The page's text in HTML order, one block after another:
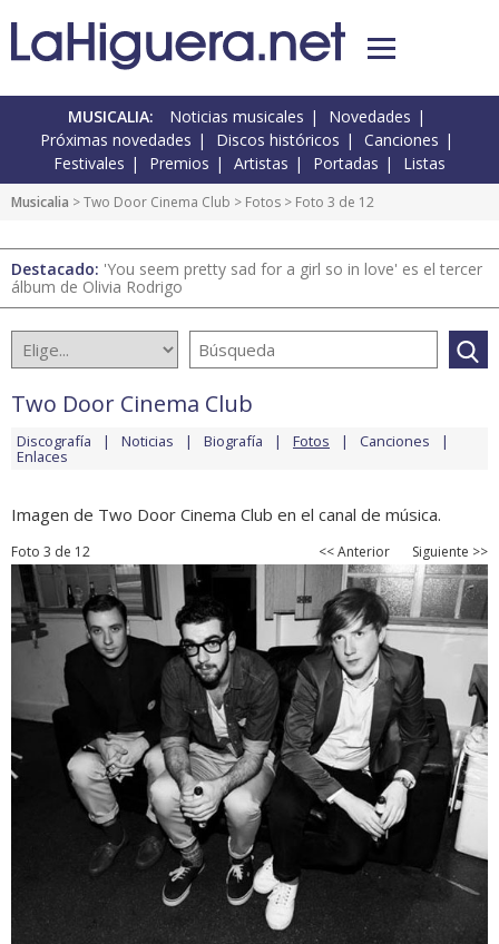
MUSICALIA: Noticias musicales
Novedades
Próximas novedades
Discos históricos
Canciones
Festivales
Premios Artistas Portadas Listas
Musicalia >Two Door Cinema Club > Fotos > Foto 3 de 12
Destacado: 'You seem pretty sad for a girl so in love' es el tercer
álbum de Olivia Rodrigo
Two Door Cinema Club
Discografía Noticias Biografía Fotos Canciones
Enlaces
Imagen de Two Door Cinema Club en el canal de música.
Foto 3 de 12 << Anterior Siguiente >>